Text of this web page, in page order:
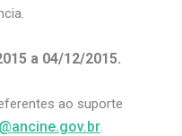
a 04/12/2015.
ao suporte